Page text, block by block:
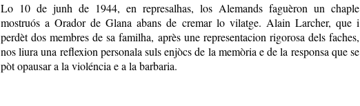
Lo 10 de junh de 1944, en represalhas, los Alemands faguèron un chaple
mostruós a Orador de Glana abans de cremar lo vilatge. Alain Larcher, que i
perdèt dos membres de sa familha, après une representacion rigorosa dels faches,
nos liura una reflexion personala suls enjòcs de la memòria e de la responsa que se
pòt opausar a la violéncia e a la barbaria.